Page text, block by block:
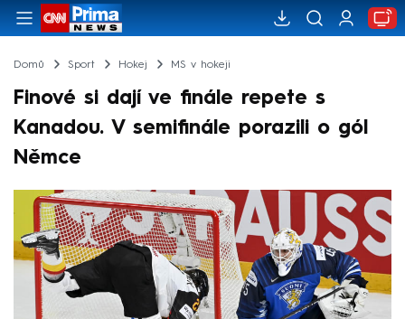
Domů Sport Hokej MS v hokeji
Finové si dají ve finále repete s
Kanadou. V semifinále porazili o gól
Němce